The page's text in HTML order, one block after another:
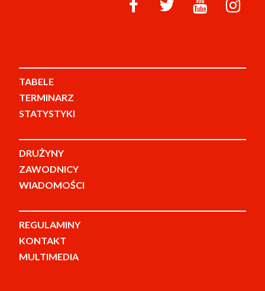
TABELE
TERMINARZ
STATYSTYKI
DRUŻYNY
ZAWODNICY
WIADOMOŚCI
REGULAMINY
KONTAKT
MULTIMEDIA